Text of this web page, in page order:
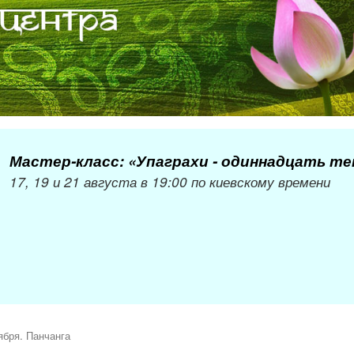
Мастер-класс: «Упаграхи - одиннадцать
17, 19 и 21 августа в 19:00 по киевскому времени
Панчанга